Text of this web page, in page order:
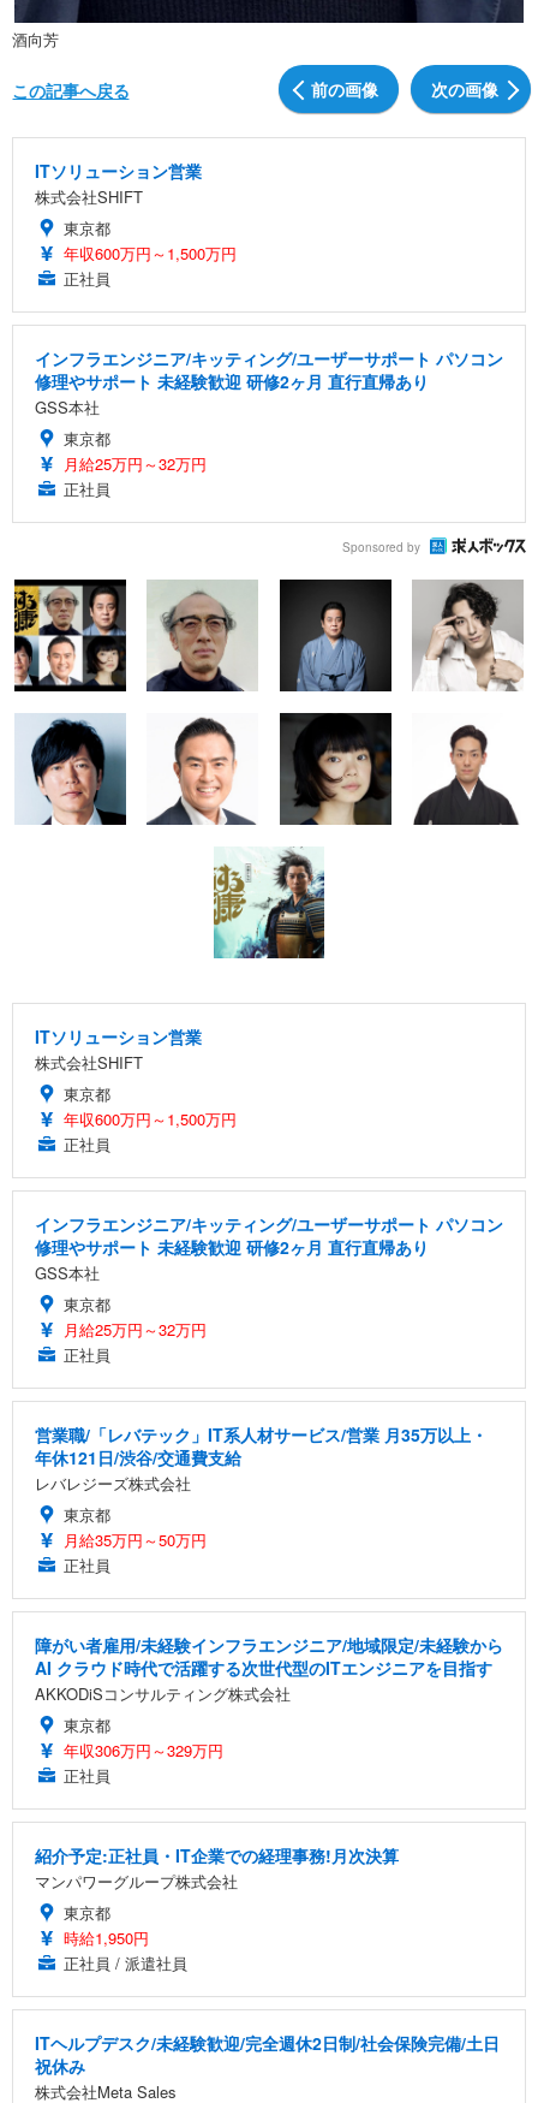
酒向芳
前の画像 次の画像
この記事へ戻る
ITソリューション営業
株式会社SHIFT
東京都
年収600万円～1,500万円
正社員
インフラエンジニア/キッティング/ユーザーサポート パソコン
修理やサポート 未経験歓迎 研修2ヶ月 直行直帰あり
GSS本社
東京都
月給25万円～32万円
正社員
Sponsored by
ITソリューション営業
株式会社SHIFT
東京都
年収600万円～1,500万円
正社員
インフラエンジニア/キッティング/ユーザーサポート パソコン
修理やサポート 未経験歓迎 研修2ヶ月 直行直帰あり
GSS本社
東京都
月給25万円～32万円
正社員
営業職/「レバテック」IT系人材サービス/営業 月35万以上・
年休121日/渋谷/交通費支給
レバレジーズ株式会社
東京都
月給35万円～50万円
正社員
障がい者雇用/未経験インフラエンジニア/地域限定/未経験から
AI クラウド時代で活躍する次世代型のITエンジニアを目指す
AKKODiSコンサルティング株式会社
東京都
年収306万円～329万円
正社員
紹介予定:正社員・IT企業での経理事務!月次決算
マンパワーグループ株式会社
東京都
時給1,950円
正社員 / 派遣社員
ITヘルプデスク/未経験歓迎/完全週休2日制/社会保険完備/土日
祝休み
株式会社Meta Sales